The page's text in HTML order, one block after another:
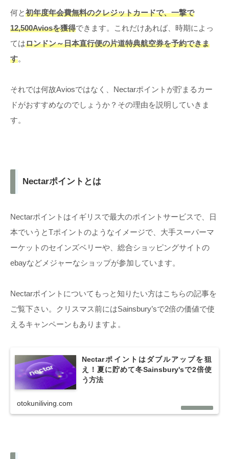
何と初年度年会費無料のクレジットカードで、一撃で
12,500Aviosを獲得できます。これだけあれば、時期によっ
てはロンドン～日本直行便の片道特典航空券を予約できま
す。
それでは何故Aviosではなく、Nectarポイントが貯まるカー
ドがおすすめなのでしょうか？その理由を説明していきま
す。
Nectarポイントとは
Nectarポイントはイギリスで最大のポイントサービスで、日
本でいうとTポイントのようなイメージで、大手スーパーマ
ーケットのセインズベリーや、総合ショッピングサイトの
ebayなどメジャーなショップが参加しています。
Nectarポイントについてもっと知りたい方はこちらの記事を
ご覧下さい。クリスマス前にはSainsbury’sで2倍の価値で使
えるキャンペーンもありますよ。
Nectarポイントはダブルアップを狙
え！夏に貯めて冬Sainsbury'sで2倍使
う方法
otokuniliving.com